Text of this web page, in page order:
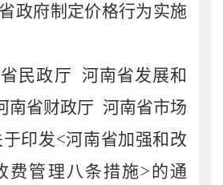
政府制定价格行为实施
民政厅 河南省发展和
南省财政厅 河南省市场
印发<河南省加强和改
费管理八条措施>的通